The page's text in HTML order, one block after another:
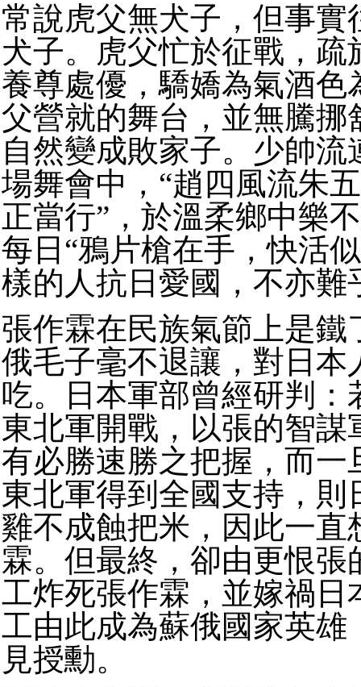
常說虎父無犬子，但事實
犬子。
虎父忙於征戰，疏
養尊處優，驕嬌為氣酒色
父營就的舞台，並無騰挪
自然變成敗家子。 少帥流
場舞會中，“趙四風流朱
正當行”，於溫柔鄉中樂
每日“鴉片槍在手，快活
樣的人抗日愛國，不亦難
張作霖在民族氣節上是鐵
俄毛子毫不退讓，對日本
吃。
日本軍部曾經研判：
東北軍開戰，以張的智謀
有必勝速勝之把握，而一
東北軍得到全國支持，則
雞不成蝕把米，因此一直
霖。 但最終，卻由更恨張
工炸死張作霖，並嫁禍日
工由此成為蘇俄國家英雄
見授勳。